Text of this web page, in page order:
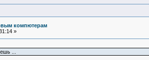
компютерам
»
...